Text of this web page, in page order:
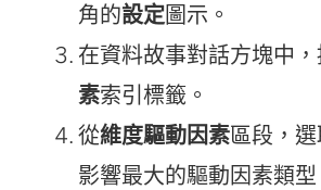
角的設定圖示。
在資料故事對話方塊中
素索引標籤。
從維度驅動因素區段，
影響最大的驅動因素類型